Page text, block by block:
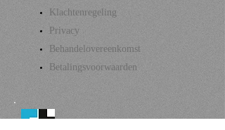
Klachtenregeling
Privacy
Behandelovereenkomst
Betalingsvoorwaarden